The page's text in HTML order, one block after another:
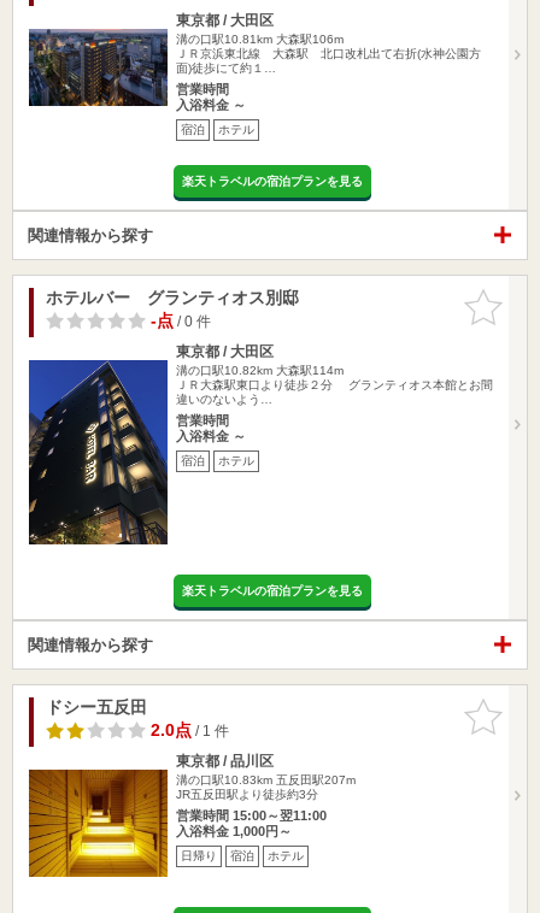
東京都 / 大田区
溝の口駅10.81km 大森駅106m
ＪＲ京浜東北線 大森駅 北口改札出て右折(水神公園方
面)徒歩にて約１…
営業時間
入浴料金 ～
宿泊 ホテル
楽天トラベルの宿泊プランを見る
関連情報から探す
お気に入
りに追加
ホテルバー グランティオス別邸
-点/ 0 件
東京都 / 大田区
溝の口駅10.82km 大森駅114m
ＪＲ大森駅東口より徒歩２分 グランティオス本館とお間
違いのないよう…
営業時間
入浴料金 ～
宿泊 ホテル
楽天トラベルの宿泊プランを見る
関連情報から探す
お気に入
りに追加
ドシー五反田
2.0点/ 1 件
東京都 / 品川区
溝の口駅10.83km 五反田駅207m
JR五反田駅より徒歩約3分
営業時間 15:00～翌11:00
入浴料金 1,000円～
日帰り 宿泊 ホテル